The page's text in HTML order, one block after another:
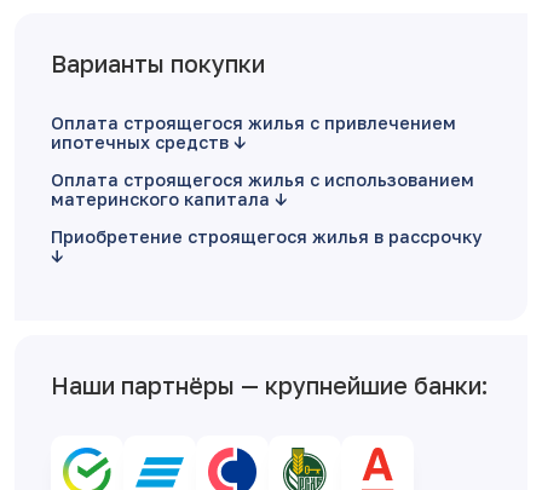
Варианты покупки
Оплата строящегося жилья с привлечением
ипотечных средств
Оплата строящегося жилья с использованием
материнского капитала
Приобретение строящегося жилья в рассрочку
Наши партнёры — крупнейшие банки: